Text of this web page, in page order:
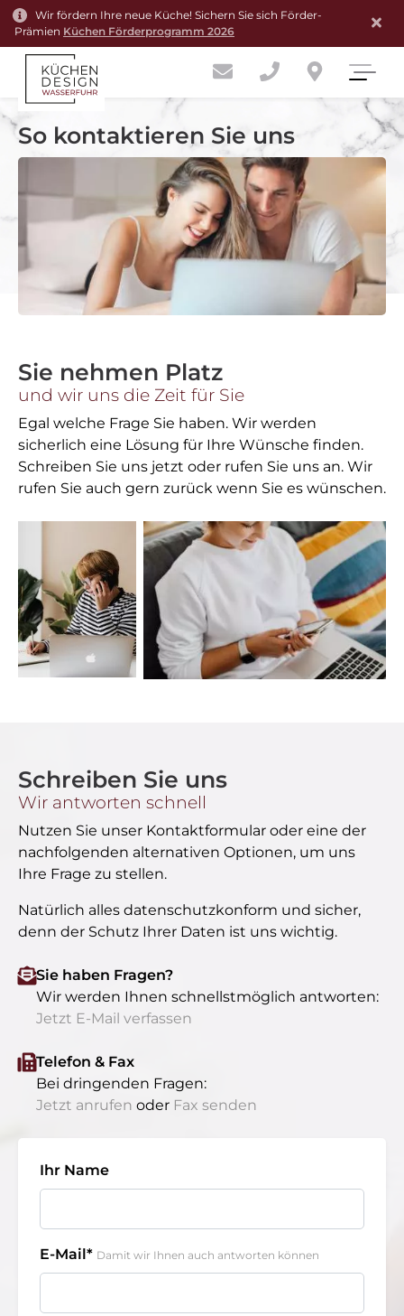
Wir fördern Ihre neue Küche! Sichern Sie sich Förder-
Prämien Küchen Förderprogramm 2026
So kontaktieren Sie uns
Sie nehmen Platz
und wir uns die Zeit für Sie
Egal welche Frage Sie haben. Wir werden
sicherlich eine Lösung für Ihre Wünsche finden.
Schreiben Sie uns jetzt oder rufen Sie uns an. Wir
rufen Sie auch gern zurück wenn Sie es wünschen.
Schreiben Sie uns
Wir antworten schnell
Nutzen Sie unser Kontaktformular oder eine der
nachfolgenden alternativen Optionen, um uns
Ihre Frage zu stellen.
Natürlich alles datenschutzkonform und sicher,
denn der Schutz Ihrer Daten ist uns wichtig.
Sie haben Fragen?
Wir werden Ihnen schnellstmöglich antworten:
Jetzt E-Mail verfassen
Telefon & Fax
Bei dringenden Fragen:
Jetzt anrufen oder Fax senden
Ihr Name
E-Mail* Damit wir Ihnen auch antworten können